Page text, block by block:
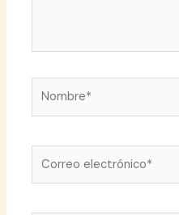
electrónico*